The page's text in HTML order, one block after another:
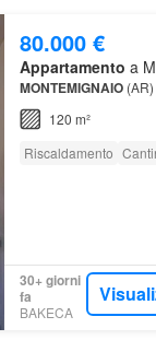
80.000 €
Appartamento a
MONTEMIGNAIO(AR)
120 m²
Riscaldamento
30+ giorni
fa
BAKECA